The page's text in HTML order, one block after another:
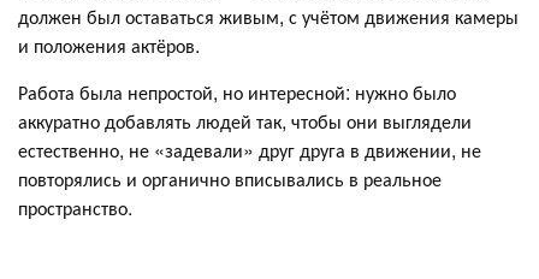
должен был оставаться живым, с учётом движения камеры
и положения актёров.
Работа была непростой, но интересной: нужно было
аккуратно добавлять людей так, чтобы они выглядели
естественно, не «задевали» друг друга в движении, не
повторялись и органично вписывались в реальное
пространство.